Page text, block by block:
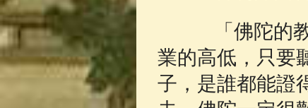
「佛陀的教
業的高低，只要
子，是誰都能證